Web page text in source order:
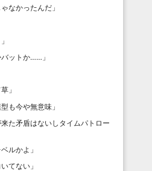
なかったんだ 」
」
バットか…… 」
」
も今や無意味 」
た矛盾はないしタイムパトロー
ルかよ 」
てない 」